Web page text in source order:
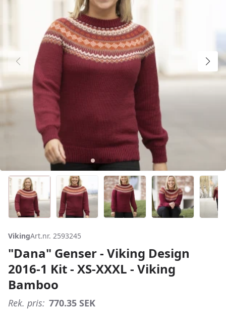
VikingArt.nr. 2593245
"Dana" Genser - Viking Design
2016-1 Kit - XS-XXXL - Viking
Bamboo
Rek. pris: 770.35SEK